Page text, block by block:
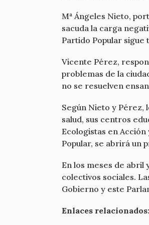
Mª Ángeles Nieto,
sacuda la carga
Partido Popular sigue
Vicente Pérez,
problemas de la
no se resuelven
Según Nieto y Pérez,
salud, sus centros
Ecologistas en
Popular, se abrirá un
En los meses de
colectivos sociales.
Gobierno y este
Enlaces relacionados: